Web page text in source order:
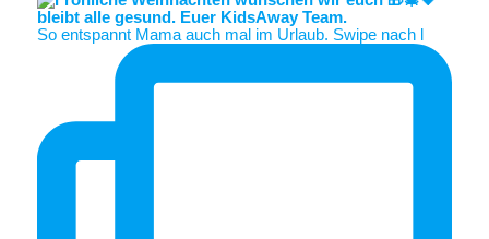
So entspannt Mama auch mal im Urlaub. Swipe nach l